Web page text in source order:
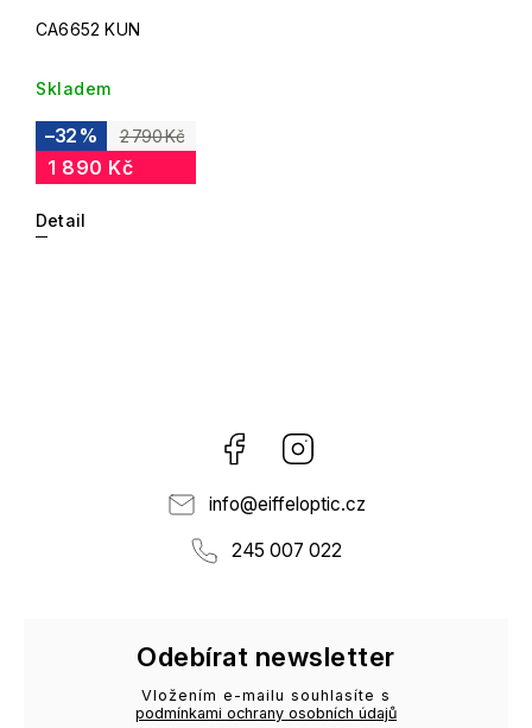
CA6652 KUN
Skladem
2 790 Kč
–32 %
1 890 Kč
Detail
Facebook
info@eiffeloptic.cz
245 007 022
Odebírat newsletter
Vložením e-mailu souhlasíte s
podmínkami ochrany osobních údajů